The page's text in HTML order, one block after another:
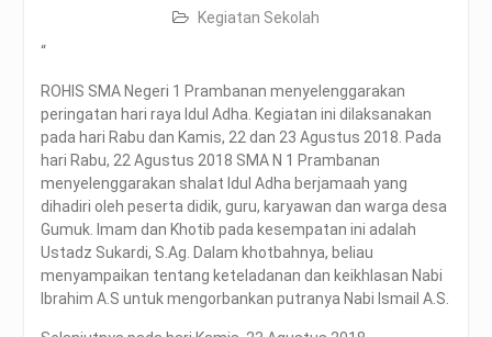
Kegiatan Sekolah
“
ROHIS SMA Negeri 1 Prambanan menyelenggarakan
peringatan hari raya Idul Adha. Kegiatan ini dilaksanakan
pada hari Rabu dan Kamis, 22 dan 23 Agustus 2018. Pada
hari Rabu, 22 Agustus 2018 SMA N 1 Prambanan
menyelenggarakan shalat Idul Adha berjamaah yang
dihadiri oleh peserta didik, guru, karyawan dan warga desa
Gumuk. Imam dan Khotib pada kesempatan ini adalah
Ustadz Sukardi, S.Ag. Dalam khotbahnya, beliau
menyampaikan tentang keteladanan dan keikhlasan Nabi
Ibrahim A.S untuk mengorbankan putranya Nabi Ismail A.S.